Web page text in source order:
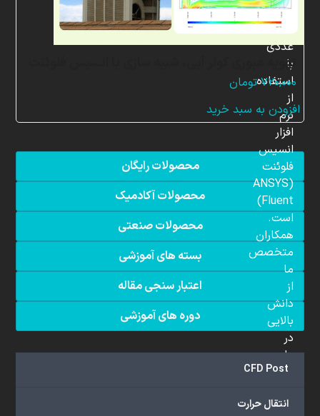
تهویه عبوری کولر آبی، شبیه سازی با انسیس فلوئنت
۷۲۰,۰۰۰ تومان
افزودن به سبد خرید
محصولات رایگان
محصولات آکادمیک
محصولات صنعتی
بسته های آموزشی
اعتبار سنجی مقاله
دوره های آموزشی
CFD Post
انتقال حرارت
شبیه
سازی
عددی
با
استفاده
از
نرم
افزار
انسیس
فلوئنت
(ANSYS
Fluent)
است.
همکاران
متخصص
ما
از
دانش
بالایی
در
علم
دینامیک
محاسباتی